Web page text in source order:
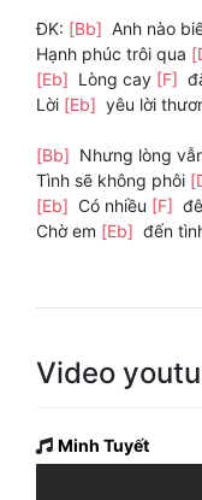
ĐK: [Bb] Anh nào
Hạnh phúc trôi qua
[Eb] Lòng cay [F]
Lời [Eb] yêu lời
[Bb] Nhưng lòng
Tình sẽ không phôi
[Eb] Có nhiều [F]
Chờ em [Eb] đến
Video
Minh Tuyết